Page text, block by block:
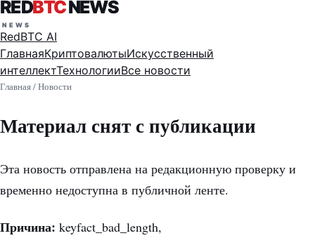
REDBTCNEWS
RedBTC AI
ГлавнаяКриптовалютыИскусственный
интеллектТехнологииВсе новости
Главная/Новости
Материал снят с публикации
Эта новость отправлена на редакционную проверку и
временно недоступна в публичной ленте.
Причина: keyfact_bad_length,